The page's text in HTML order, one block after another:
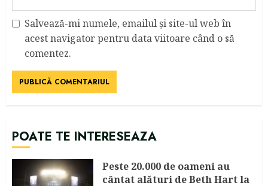
Salvează-mi numele, emailul și site-ul web în
acest navigator pentru data viitoare când o să
comentez.
POATE TE INTERESEAZA
Peste 20.000 de oameni au
cântat alături de Beth Hart la